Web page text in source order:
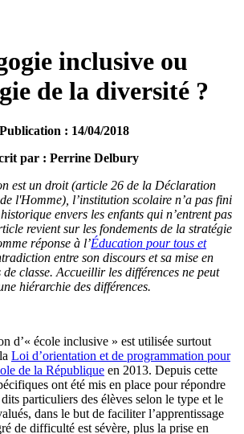
inclusive ou
de la diversité ?
Publication : 14/04/2018
par : Perrine Delbury
est un droit (article 26 de la Déclaration
l'Homme), l’institution scolaire n’a pas fini
envers les enfants qui n’entrent pas
revient sur les fondements de la stratégie
réponse à l’Éducation pour tous et
entre son discours et sa mise en
classe. Accueillir les différences ne peut
hiérarchie des différences.
d’« école inclusive » est utilisée surtout
Loi d’orientation et de programmation pour
de la République en 2013. Depuis cette
ont été mis en place pour répondre
particuliers des élèves selon le type et le
dans le but de faciliter l’apprentissage
de difficulté est sévère, plus la prise en